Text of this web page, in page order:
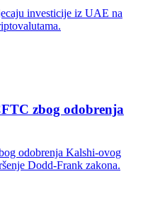
investicije iz UAE na
zbog odobrenja
odobrenja Kalshi-ovog
Dodd-Frank zakona.